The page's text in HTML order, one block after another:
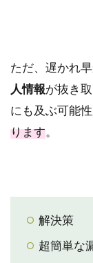
ただ、遅かれ
人情報が抜き取
にも及ぶ可能性
ります。
解決策
超簡単な